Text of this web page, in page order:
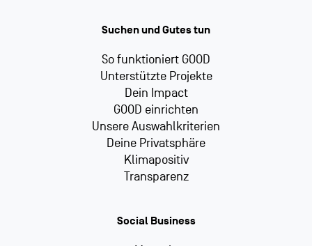
Suchen und Gutes tun
So funktioniert GOOD
Unterstützte Projekte
Dein Impact
GOOD einrichten
Unsere Auswahlkriterien
Deine Privatsphäre
Klimapositiv
Transparenz
Social Business